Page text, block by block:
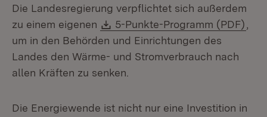
Die Landesregierung verpflichtet sich außerdem
zu einem eigenen
Download:
5-Punkte-Programm (PDF)
um in den Behörden und Einrichtungen des
Landes den Wärme- und Stromverbrauch nach
allen Kräften zu senken.
Die Energiewende ist nicht nur eine Investition in